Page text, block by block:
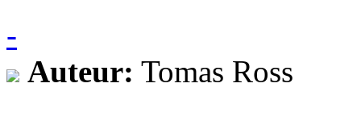
-
Auteur: Tomas Ross